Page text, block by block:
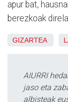
apur bat,
berezkoak
GIZARTEA
AIURRI
jaso eta
albisteak